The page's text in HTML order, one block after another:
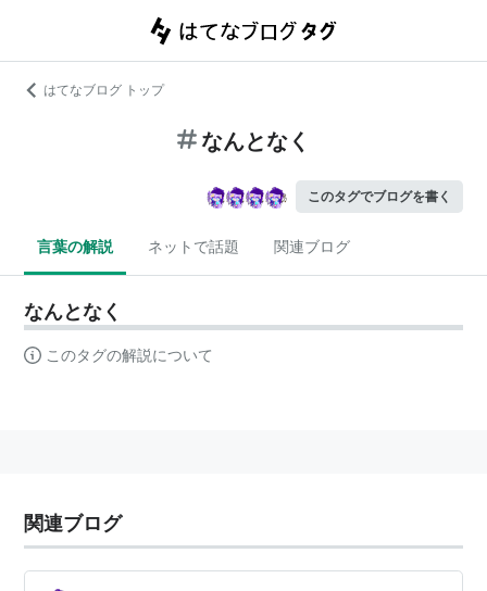
はてなブログ トップ
なんとなく
このタグでブログを書く
言葉の解説 ネットで話題 関連ブログ
なんとなく
このタグの解説について
関連ブログ